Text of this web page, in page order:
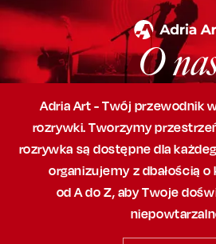
O
Adria Art - Twój przewodnik
rozrywki. Tworzymy
rozrywka są dostępne dla
organizujemy z dbałością o
od A do Z, abyTwoje